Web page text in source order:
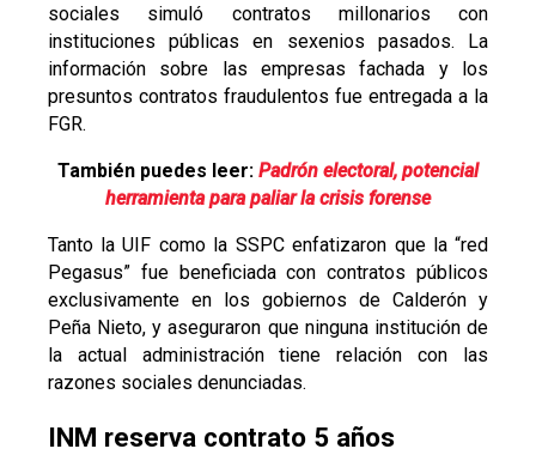
sociales simuló contratos millonarios con
instituciones públicas en sexenios pasados. La
información sobre las empresas fachada y los
presuntos contratos fraudulentos fue entregada a la
FGR.
También puedes leer: Padrón electoral, potencial
herramienta para paliar la crisis forense
Tanto la UIF como la SSPC enfatizaron que la “red
Pegasus” fue beneficiada con contratos públicos
exclusivamente en los gobiernos de Calderón y
Peña Nieto, y aseguraron que ninguna institución de
la actual administración tiene relación con las
razones sociales denunciadas.
INM reserva contrato 5 años